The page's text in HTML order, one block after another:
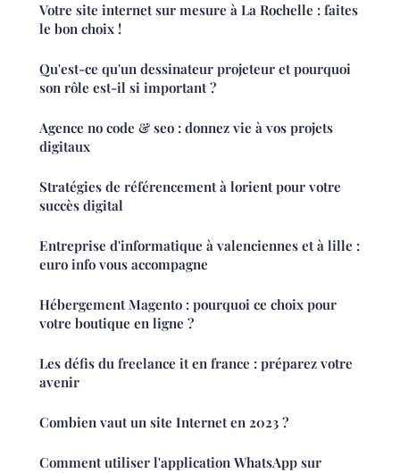
Votre site internet sur mesure à La Rochelle : faites
le bon choix !
Qu'est-ce qu'un dessinateur projeteur et pourquoi
son rôle est-il si important ?
Agence no code & seo : donnez vie à vos projets
digitaux
Stratégies de référencement à lorient pour votre
succès digital
Entreprise d'informatique à valenciennes et à lille :
euro info vous accompagne
Hébergement Magento : pourquoi ce choix pour
votre boutique en ligne ?
Les défis du freelance it en france : préparez votre
avenir
Combien vaut un site Internet en 2023 ?
Comment utiliser l'application WhatsApp sur